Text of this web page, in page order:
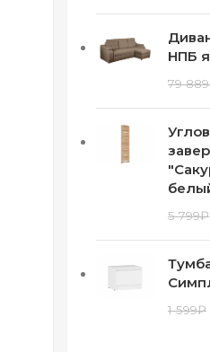
НПБ
79 889
5 799₽
1 599₽